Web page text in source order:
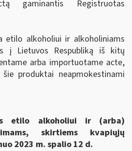
gaminantis Registruotas
etilo alkoholiui ir alkoholiniams
į Lietuvos Respubliką iš kitų
arba importuotame acte,
produktai neapmokestinami
etilo alkoholiui ir (arba)
skirtiems kvapiųjų
2023 m. spalio 12 d.